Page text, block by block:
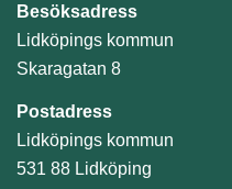
Besöksadress
Lidköpings kommun
Skaragatan 8
Postadress
Lidköpings kommun
531 88 Lidköping